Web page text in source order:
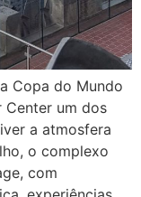
Copa do Mundo
um dos
a atmosfera
o complexo
com